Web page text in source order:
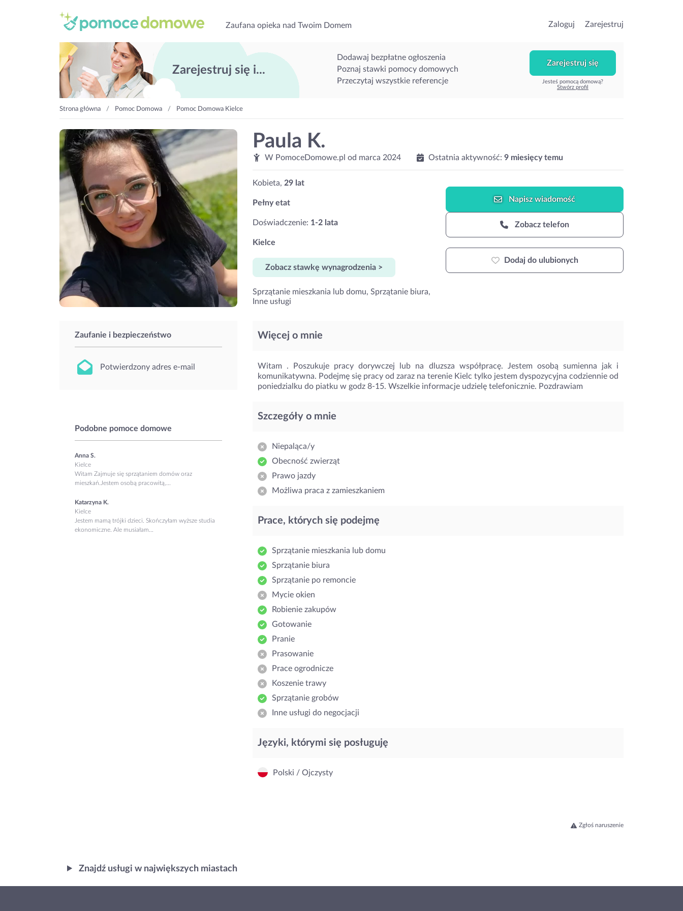
Zaufana opieka nad Twoim Domem Zaloguj Zarejestruj
Zarejestruj się i...
Dodawaj bezpłatne ogłoszenia
Poznaj stawki pomocy domowych
Przeczytaj wszystkie referencje
Zarejestruj się
Jesteś pomocą domową?
Stwórz profil
Strona główna Pomoc Domowa Pomoc Domowa Kielce
Paula K.
W PomoceDomowe.pl od marca 2024 Ostatnia aktywność: 9 miesięcy temu
Kobieta, 29 lat
Pełny etat
Doświadczenie: 1-2 lata
Kielce
Zobacz stawkę wynagrodzenia >
Sprzątanie mieszkania lub domu, Sprzątanie biura,
Inne usługi
Napiszwiadomość
Zobacz telefon
Dodaj do ulubionych
Zaufanie i bezpieczeństwo
Potwierdzony adres e-mail
Podobne pomoce domowe
Anna S.
Kielce
Witam Zajmuje się sprzątaniem domów oraz
mieszkań.Jestem osobą pracowitą,...
Katarzyna K.
Kielce
Jestem mamą trójki dzieci. Skończyłam wyższe studia
ekonomiczne. Ale musiałam...
Więcej o mnie
Witam . Poszukuje pracy dorywczej lub na dluzsza współpracę. Jestem osobą sumienna jak i
komunikatywna. Podejmę się pracy od zaraz na terenie Kielc tylko jestem dyspozycyjna codziennie od
poniedzialku do piatku w godz 8-15. Wszelkie informacje udzielę telefonicznie. Pozdrawiam
Szczegóły o mnie
Niepaląca/y
Obecność zwierząt
Prawo jazdy
Możliwa praca z zamieszkaniem
Prace, których się podejmę
Sprzątanie mieszkania lub domu
Sprzątanie biura
Sprzątanie po remoncie
Mycie okien
Robienie zakupów
Gotowanie
Pranie
Prasowanie
Prace ogrodnicze
Koszenie trawy
Sprzątanie grobów
Inne usługi do negocjacji
Języki, którymi się posługuję
Polski / Ojczysty
Zgłoś naruszenie
Znajdź usługi w największych miastach